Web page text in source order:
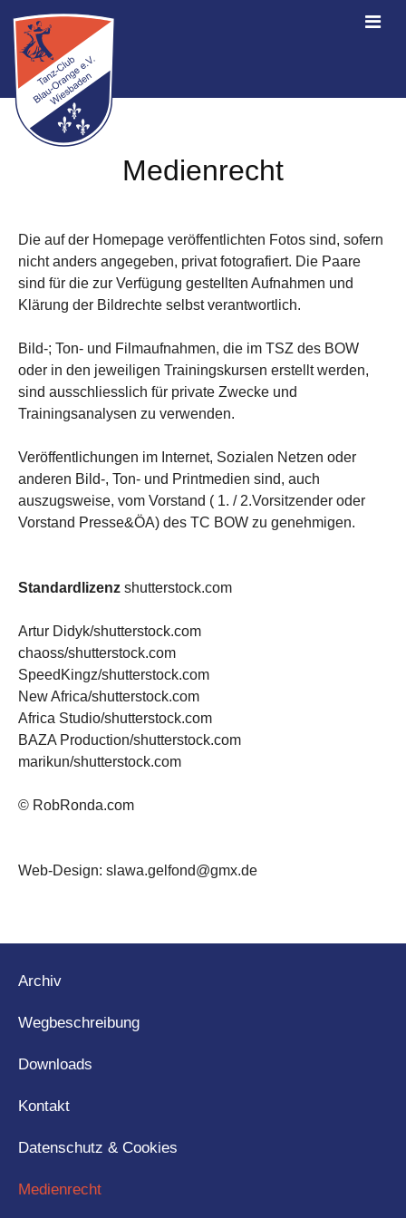
Medienrecht
Die auf der Homepage veröffentlichten Fotos sind, sofern
nicht anders angegeben, privat fotografiert. Die Paare
sind für die zur Verfügung gestellten Aufnahmen und
Klärung der Bildrechte selbst verantwortlich.
Bild-; Ton- und Filmaufnahmen, die im TSZ des BOW
oder in den jeweiligen Trainingskursen erstellt werden,
sind ausschliesslich für private Zwecke und
Trainingsanalysen zu verwenden.
Veröffentlichungen im Internet, Sozialen Netzen oder
anderen Bild-, Ton- und Printmedien sind, auch
auszugsweise, vom Vorstand ( 1. / 2.Vorsitzender oder
Vorstand Presse&ÖA) des TC BOW zu genehmigen.
Standardlizenz shutterstock.com
Artur Didyk/shutterstock.com
chaoss/shutterstock.com
SpeedKingz/shutterstock.com
New Africa/shutterstock.com
Africa Studio/shutterstock.com
BAZA Production/shutterstock.com
marikun/shutterstock.com
© RobRonda.com
Web-Design: slawa.gelfond@gmx.de
Archiv
Wegbeschreibung
Downloads
Kontakt
Datenschutz & Cookies
Medienrecht